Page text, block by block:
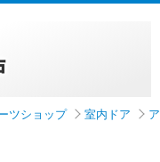
ツショップ 室内ドア